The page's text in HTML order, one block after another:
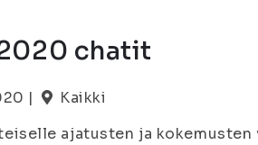
chatit
|
Kaikki
ajatusten ja kokemusten